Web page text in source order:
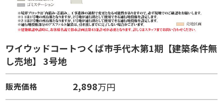
ワイウッドコートつくば市手代木第1期【建築条件無
し売地】 3号地
販売価格 2,898万円